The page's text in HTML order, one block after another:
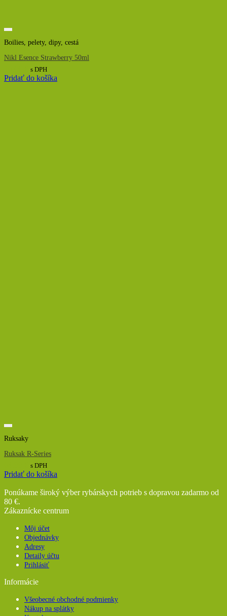
Boilies, pelety, dipy, cestá
Nikl Esence Strawberry 50ml
s DPH
Pridať do košíka
Ruksaky
Ruksak R-Series
s DPH
Pridať do košíka
Ponúkame široký výber rybárskych potrieb s dopravou zadarmo od
80 €.
Zákaznícke centrum
Môj účet
Objednávky
Adresy
Detaily účtu
Prihlásiť
Informácie
Všeobecné obchodné podmienky
Nákup na splátky